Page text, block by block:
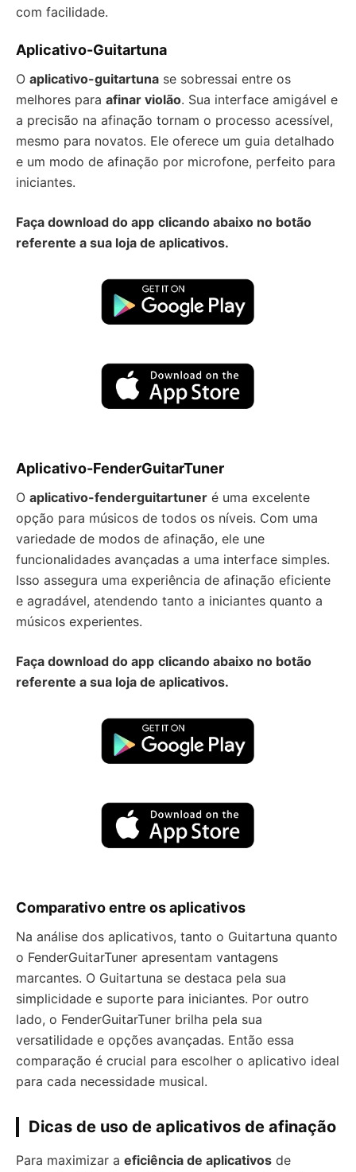
com facilidade.
Aplicativo-Guitartuna
O aplicativo-guitartuna se sobressai entre os
melhores para afinar violão. Sua interface amigável e
a precisão na afinação tornam o processo acessível,
mesmo para novatos. Ele oferece um guia detalhado
e um modo de afinação por microfone, perfeito para
iniciantes.
Faça download do app clicando abaixo no botão
referente a sua loja de aplicativos.
Aplicativo-FenderGuitarTuner
O aplicativo-fenderguitartuner é uma excelente
opção para músicos de todos os níveis. Com uma
variedade de modos de afinação, ele une
funcionalidades avançadas a uma interface simples.
Isso assegura uma experiência de afinação eficiente
e agradável, atendendo tanto a iniciantes quanto a
músicos experientes.
Faça download do app clicando abaixo no botão
referente a sua loja de aplicativos.
Comparativo entre os aplicativos
Na análise dos aplicativos, tanto o Guitartuna quanto
o FenderGuitarTuner apresentam vantagens
marcantes. O Guitartuna se destaca pela sua
simplicidade e suporte para iniciantes. Por outro
lado, o FenderGuitarTuner brilha pela sua
versatilidade e opções avançadas. Então essa
comparação é crucial para escolher o aplicativo ideal
para cada necessidade musical.
Dicas de uso de aplicativos de afinação
Para maximizar a eficiência de aplicativos de